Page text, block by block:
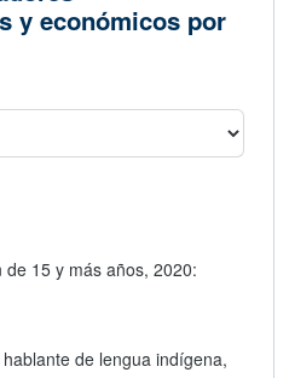
y económicos por
de 15 y más años, 2020:
de lengua indígena,